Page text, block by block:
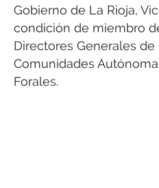
Gobierno de La Rioja,
condición de miembro
Directores Generales de
Comunidades
Forales.